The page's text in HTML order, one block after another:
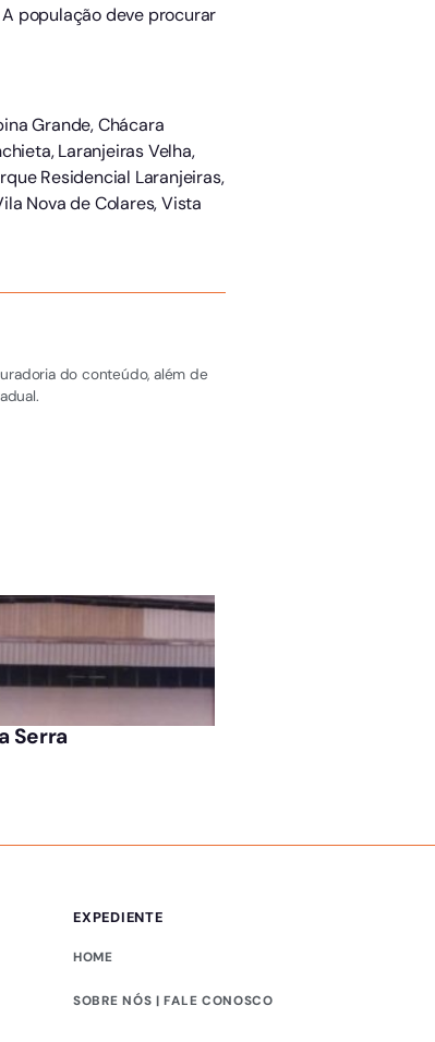
população deve procurar
Grande, Chácara
Laranjeiras Velha,
Residencial Laranjeiras,
Nova de Colares, Vista
do conteúdo, além de
Serra
EXPEDIENTE
HOME
SOBRE NÓS | FALE CONOSCO